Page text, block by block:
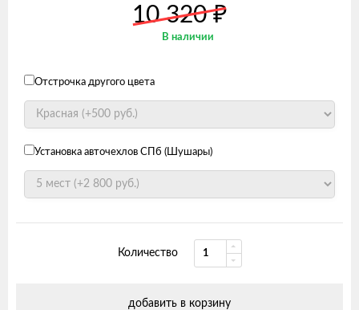
10 320₽
В наличии
Отстрочка другого цвета
Установка авточехлов СПб (Шушары)
Количество
добавить в корзину